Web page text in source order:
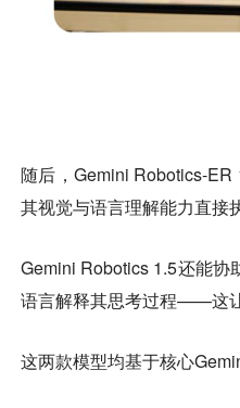
随后，Gemini Robotics-
其视觉与语言理解能力直接
Gemini Robotics 1.5还能
语言解释其思考过程——这
这两款模型均基于核心